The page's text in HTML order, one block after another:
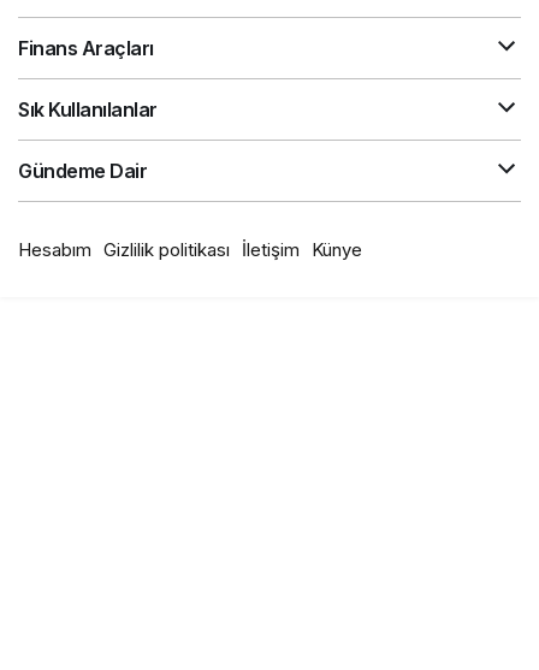
Finans Araçları
Sık Kullanılanlar
Gündeme Dair
Hesabım Gizlilik politikası İletişim Künye